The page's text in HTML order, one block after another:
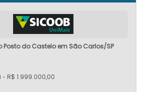
Posto do Castelo em São Carlos/SP
- R$ 1.999.000,00